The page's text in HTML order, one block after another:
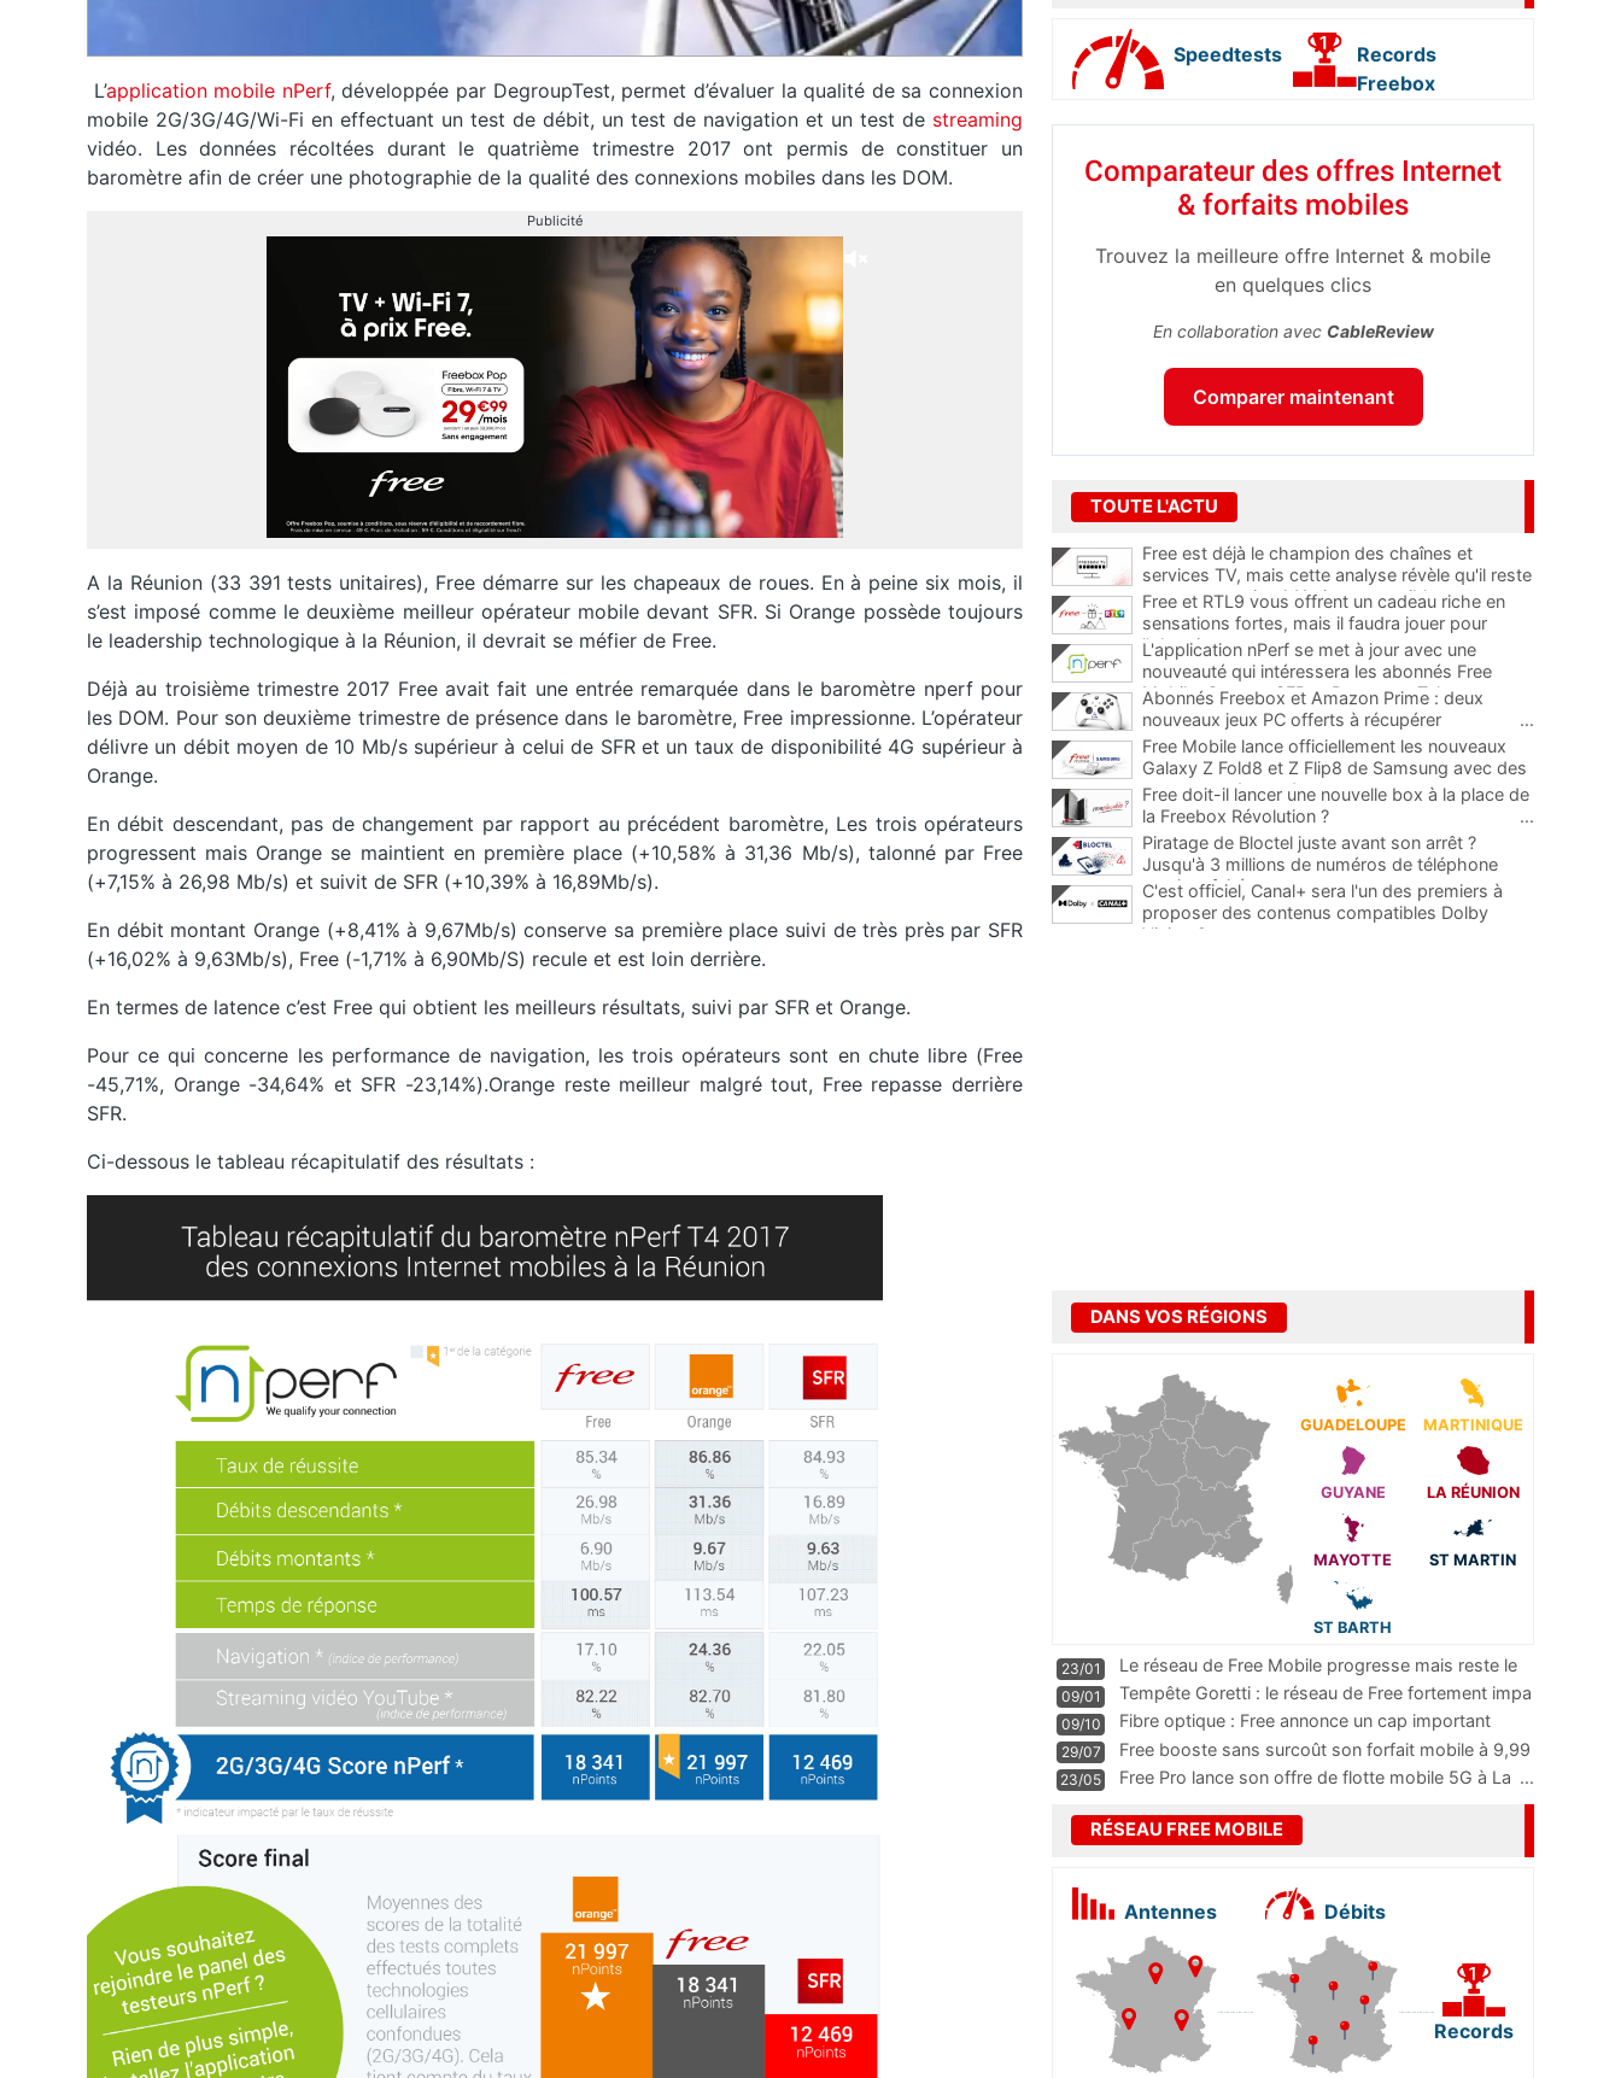
L’application mobile nPerf, développée par DegroupTest, permet d’évaluer la qualité de sa connexion
mobile 2G/3G/4G/Wi-Fi en effectuant un test de débit, un test de navigation et un test de streaming
vidéo. Les données récoltées durant le quatrième trimestre 2017 ont permis de constituer un
baromètre afin de créer une photographie de la qualité des connexions mobiles dans les DOM.
Publicité
A la Réunion (33 391 tests unitaires), Free démarre sur les chapeaux de roues. En à peine six mois, il
s’est imposé comme le deuxième meilleur opérateur mobile devant SFR. Si Orange possède toujours
le leadership technologique à la Réunion, il devrait se méfier de Free.
Déjà au troisième trimestre 2017 Free avait fait une entrée remarquée dans le baromètre nperf pour
les DOM. Pour son deuxième trimestre de présence dans le baromètre, Free impressionne. L’opérateur
délivre un débit moyen de 10 Mb/s supérieur à celui de SFR et un taux de disponibilité 4G supérieur à
Orange.
En débit descendant, pas de changement par rapport au précédent baromètre, Les trois opérateurs
progressent mais Orange se maintient en première place (+10,58% à 31,36 Mb/s), talonné par Free
(+7,15% à 26,98 Mb/s) et suivit de SFR (+10,39% à 16,89Mb/s).
En débit montant Orange (+8,41% à 9,67Mb/s) conserve sa première place suivi de très près par SFR
(+16,02% à 9,63Mb/s), Free (-1,71% à 6,90Mb/S) recule et est loin derrière.
En termes de latence c’est Free qui obtient les meilleurs résultats, suivi par SFR et Orange.
Pour ce qui concerne les performance de navigation, les trois opérateurs sont en chute libre (Free
-45,71%, Orange -34,64% et SFR -23,14%).Orange reste meilleur malgré tout, Free repasse derrière
SFR.
Ci-dessous le tableau récapitulatif des résultats :
Speedtests
Records
Freebox
Comparateur des offres Internet
& forfaits mobiles
Trouvez la meilleure offre Internet & mobile
en quelques clics
En collaboration avec CableReview
Comparer maintenant
TOUTE L'ACTU
Free est déjà le champion des chaînes et
services TV, mais cette analyse révèle qu'il reste
encore au moins 141 ajouts possibles
Free et RTL9 vous offrent un cadeau riche en
sensations fortes, mais il faudra jouer pour
l'obtenir
L'application nPerf se met à jour avec une
nouveauté qui intéressera les abonnés Free
Mobile, Orange, SFR et Bouygues Telecom
Abonnés Freebox et Amazon Prime : deux
nouveaux jeux PC offerts à récupérer
...
Free Mobile lance officiellement les nouveaux
Galaxy Z Fold8 et Z Flip8 de Samsung avec des
promos et des cadeaux
...
Free doit-il lancer une nouvelle box à la place de
la Freebox Révolution ?
...
Piratage de Bloctel juste avant son arrêt ?
Jusqu'à 3 millions de numéros de téléphone
auraient fuité
C'est officiel, Canal+ sera l'un des premiers à
proposer des contenus compatibles Dolby
Vision 2
DANS VOS RÉGIONS
GUADELOUPE MARTINIQUE
GUYANE LA RÉUNION
MAYOTTE ST MARTIN
ST BARTH
23/01
Le réseau de Free Mobile progresse mais reste le
m
...
09/01
Tempête Goretti : le réseau de Free fortement impa
09/10
Fibre optique : Free annonce un cap important
pass
...
29/07
Free booste sans surcoût son forfait mobile à 9,99
23/05 Free Pro lance son offre de flotte mobile 5G à La ...
RÉSEAU FREE MOBILE
Antennes Débits
Records